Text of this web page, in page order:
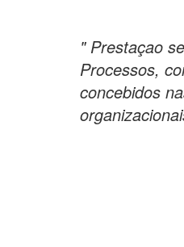
" Prestaçao
Processos,
concebidos